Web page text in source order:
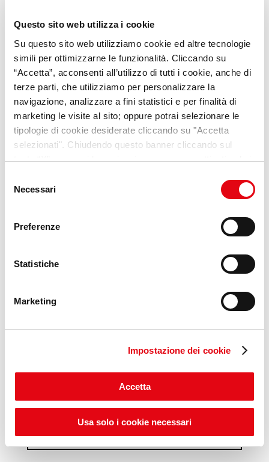
Questo sito web utilizza i cookie
Su questo sito web utilizziamo cookie ed altre tecnologie
simili per ottimizzarne le funzionalità. Cliccando su
“Accetta”, acconsenti all’utilizzo di tutti i cookie, anche di
terze parti, che utilizziamo per personalizzare la
navigazione, analizzare a fini statistici e per finalità di
marketing le visite al sito; oppure potrai selezionare le
tipologie di cookie desiderate cliccando su "Accetta
selezionati". Chiudendo questo banner cliccando sul
tasto “X” prosegui la navigazione e saranno attivati solo i
modificare le tue preferenze in ogni momento mediante il
link “Impostazione dei cookie” a fine pagina. Per ulteriori
Cookie
Policy.
delNecessari
Preferenze
Statistiche
Marketing
Impostazione dei cookie
Accetta
Usa solo i cookie necessari
VideoPilloleper chi cerca
opportunità e consigli sul
mondo del lavoro
Scopri Lab Umana
Scopri gli ITS POP DAYS